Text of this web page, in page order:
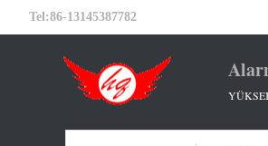
Tel:86-13145387782